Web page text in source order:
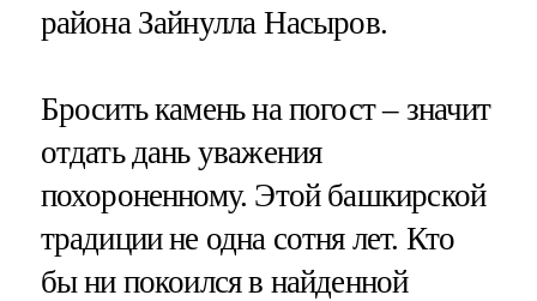
района Зайнулла Насыров.
Бросить камень на погост – значит
отдать дань уважения
похороненному. Этой башкирской
традиции не одна сотня лет. Кто
бы ни покоился в найденной